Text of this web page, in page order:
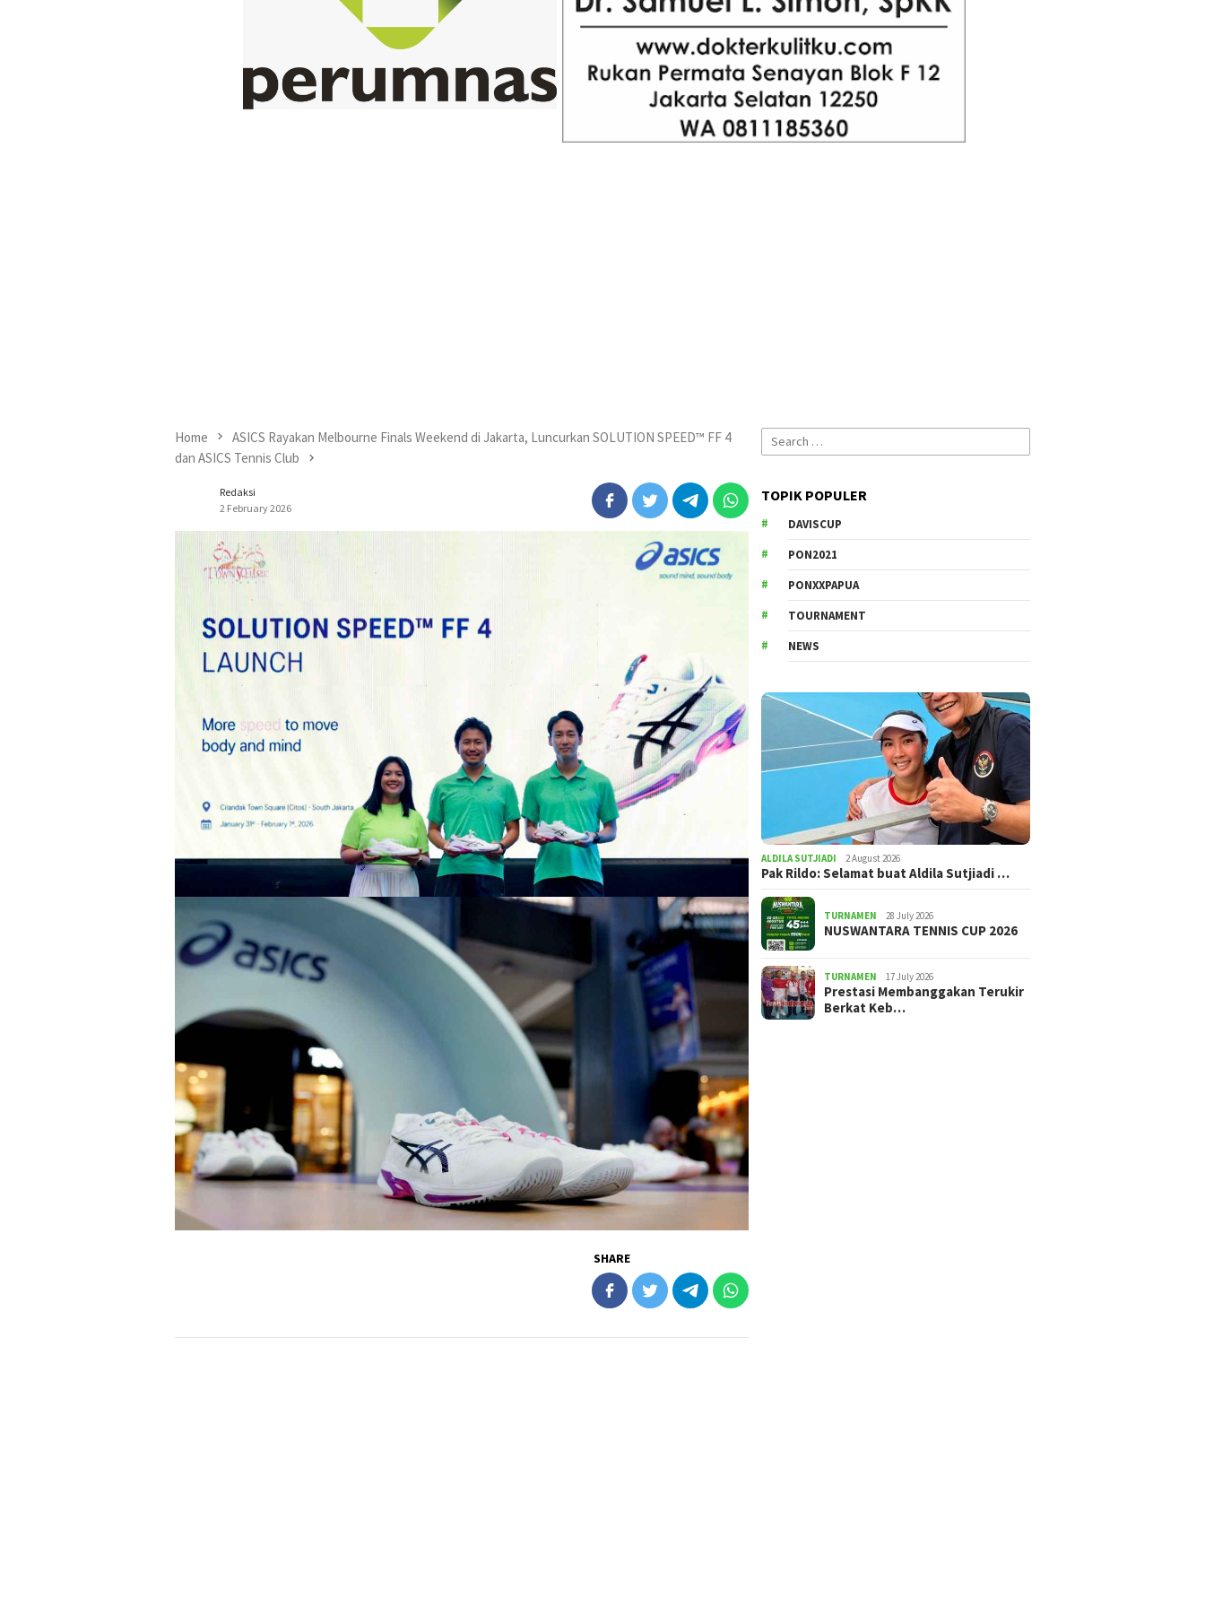
Home
ASICS Rayakan Melbourne Finals Weekend di Jakarta, Luncurkan SOLUTION SPEED™ FF 4
dan ASICS Tennis Club
Redaksi
2 February 2026
SHARE
Search
for:
TOPIK POPULER
DAVISCUP
PON2021
PONXXPAPUA
TOURNAMENT
NEWS
ALDILA SUTJIADI 2 August 2026
Pak Rildo: Selamat buat Aldila Sutjiadi …
TURNAMEN 28 July 2026
NUSWANTARA TENNIS CUP 2026
TURNAMEN 17 July 2026
Prestasi Membanggakan Terukir
Berkat Keb…